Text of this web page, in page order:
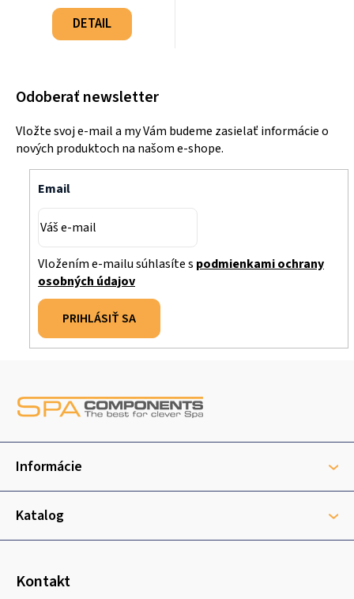
Jednotková
cena:
DETAIL
Odoberať newsletter
Vložte svoj e-mail a my Vám budeme zasielať informácie o
nových produktoch na našom e-shope.
Email
Vložením e-mailu súhlasíte s podmienkami ochrany
osobných údajov
PRIHLÁSIŤ SA
ä
i
Informácie
Katalog
Kontakt